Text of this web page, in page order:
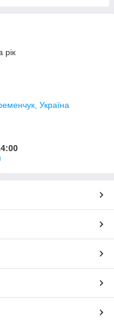
рік
Україна